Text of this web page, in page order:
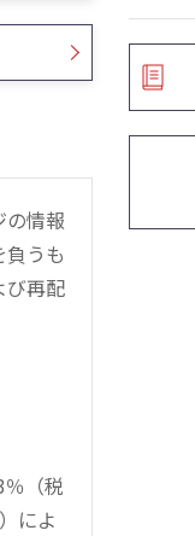
の情報
うも
び再配
（税
によ